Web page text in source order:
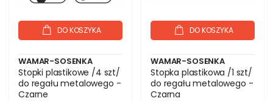
DO KOSZYKA
WAMAR-SOSENKA
Stopki plastikowe /4 szt/
do regału metalowego -
Czarne
DO KOSZYKA
WAMAR-SOSENKA
Stopka plastikowa /1 szt/
do regału metalowego -
Czarna